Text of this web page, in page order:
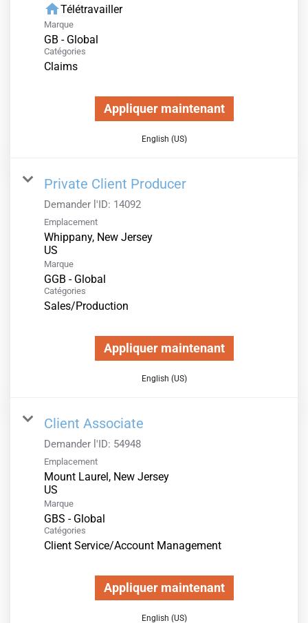
homeTélétravailler
Marque
GB - Global
Catégories
Claims
Appliquer maintenant
English (US)
Private Client Producer
Demander l'ID: 14092
Emplacement
Whippany, New Jersey
Marque
GGB - Global
Catégories
Sales/Production
Appliquer maintenant
English (US)
Client Associate
Demander l'ID: 54948
Emplacement
Mount Laurel, New Jersey
Marque
GBS - Global
Catégories
Client Service/Account Management
Appliquer maintenant
English (US)